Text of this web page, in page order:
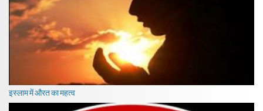
इस्लाम में औरत का महत्व